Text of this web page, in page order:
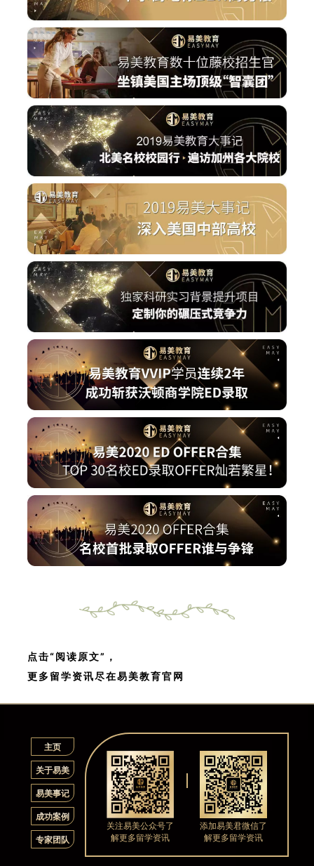
点击“阅读原文”，
更多留学资讯尽在易美教育官网
主页
关于易美
易美事记
成功案例
专家团队
关注易美公众号了
解更多留学资讯
添加易美君微信了
解更多留学资讯